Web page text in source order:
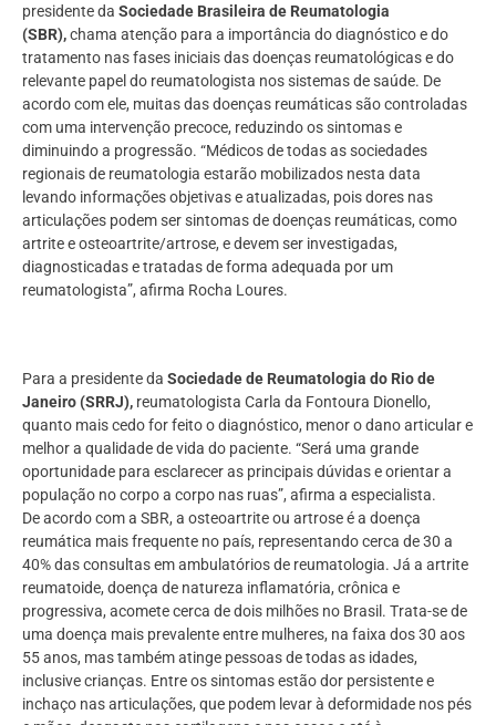
presidente da Sociedade Brasileira de Reumatologia
(SBR),chama atenção para a importância do diagnóstico e do
tratamento nas fases iniciais das doenças reumatológicas e do
relevante papel do reumatologista nos sistemas de saúde. De
acordo com ele, muitas das doenças reumáticas são controladas
com uma intervenção precoce, reduzindo os sintomas e
diminuindo a progressão. “Médicos de todas as sociedades
regionais de reumatologia estarão mobilizados nesta data
levando informações objetivas e atualizadas, pois dores nas
articulações podem ser sintomas de doenças reumáticas, como
artrite e osteoartrite/artrose, e devem ser investigadas,
diagnosticadas e tratadas de forma adequada por um
reumatologista”, afirma Rocha Loures.
Para a presidente da Sociedade de Reumatologia do Rio de
Janeiro (SRRJ), reumatologista Carla da Fontoura Dionello,
quanto mais cedo for feito o diagnóstico, menor o dano articular e
melhor a qualidade de vida do paciente. “Será uma grande
oportunidade para esclarecer as principais dúvidas e orientar a
população no corpo a corpo nas ruas”, afirma a especialista.
De acordo com a SBR, a osteoartrite ou artrose é a doença
reumática mais frequente no país, representando cerca de 30 a
40% das consultas em ambulatórios de reumatologia. Já a artrite
reumatoide, doença de natureza inflamatória, crônica e
progressiva, acomete cerca de dois milhões no Brasil. Trata-se de
uma doença mais prevalente entre mulheres, na faixa dos 30 aos
55 anos, mas também atinge pessoas de todas as idades,
inclusive crianças. Entre os sintomas estão dor persistente e
inchaço nas articulações, que podem levar à deformidade nos pés